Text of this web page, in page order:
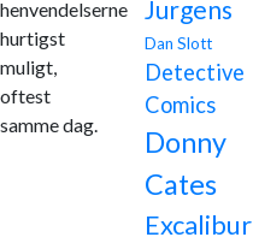
henvendelserne
hurtigst
muligt,
oftest
samme dag.
Jurgens
Dan Slott
Detective
Comics
Donny
Cates
Excalibur